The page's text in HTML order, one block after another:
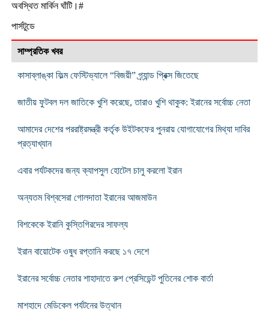
অবস্থিত মার্কিন ঘাঁটি।#
পার্সটুডে
সাম্প্রতিক খবর
কাসাব্লাঙ্কা ফিল্ম ফেস্টিভ্যালে “বিজয়ী” গ্র্যান্ড প্রিক্স জিতেছে
জাতীয় ফুটবল দল জাতিকে খুশি করেছে, তারাও খুশি থাকুক: ইরানের সর্বোচ্চ নেতা
আমাদের দেশের পররাষ্ট্রমন্ত্রী কর্তৃক উইটকফের পুনরায় যোগাযোগের মিথ্যা দাবির
প্রত্যাখ্যান
এবার পর্যটকদের জন্য ক্যাপসুল হোটেল চালু করলো ইরান
অন্যতম বিশ্বসেরা গোলদাতা ইরানের আজমাউন
বিশকেকে ইরানি কুস্তিগিরদের সাফল্য
ইরান বায়োটেক ওষুধ রপ্তানি করছে ১৭ দেশে
ইরানের সর্বোচ্চ নেতার শাহাদাতে রুশ প্রেসিডেন্ট পুতিনের শোক বার্তা
মাশহাদে মেডিকেল পর্যটনের উত্থান